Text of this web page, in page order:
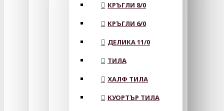
КРЪГЛИ 8/0
КРЪГЛИ 6/0
ДЕЛИКА 11/0
ТИЛА
ХАЛФ ТИЛА
КУОРТЪР ТИЛА